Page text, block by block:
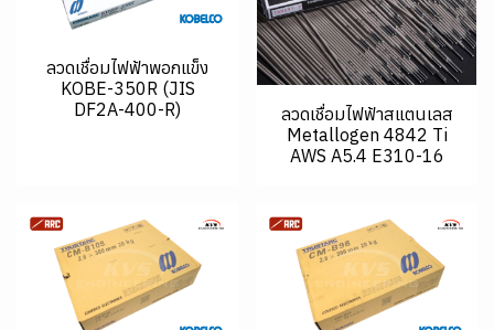
ลวดเชื่อมไฟฟ้าพอกแข็ง
KOBE-350R (JIS
DF2A-400-R)
ลวดเชื่อมไฟฟ้าสแตนเลส
Metallogen 4842 Ti
AWS A5.4 E310-16